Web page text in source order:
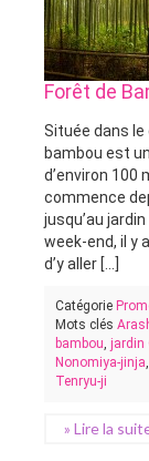
Forêt de
Située dans
bambou est
d’environ
commence
jusqu’au
week-end, il y
d’y aller [...]
Catégorie
Mots clés
bambou, jardin
Nonomiya-jinja,
Tenryu-ji
» Lire la